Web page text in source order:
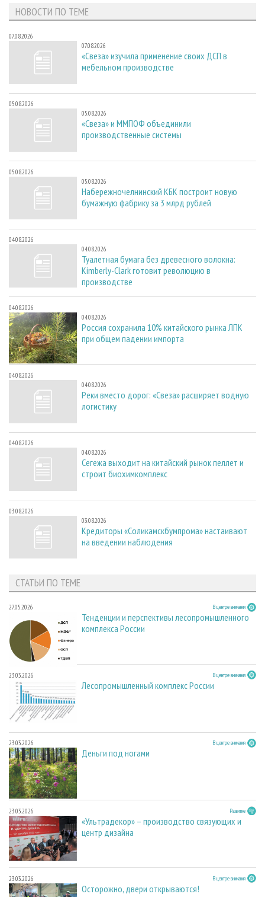
НОВОСТИ ПО ТЕМЕ
07.08.2026
07.08.2026
«Свеза» изучила применение своих ДСП в
мебельном производстве
05.08.2026
05.08.2026
«Свеза» и ММПОФ объединили
производственные системы
05.08.2026
05.08.2026
Набережночелнинский КБК построит новую
бумажную фабрику за 3 млрд рублей
04.08.2026
04.08.2026
Туалетная бумага без древесного волокна:
Kimberly-Clark готовит революцию в
производстве
04.08.2026
04.08.2026
Россия сохранила 10% китайского рынка ЛПК
при общем падении импорта
04.08.2026
04.08.2026
Реки вместо дорог: «Свеза» расширяет водную
логистику
04.08.2026
04.08.2026
Сегежа выходит на китайский рынок пеллет и
строит биохимкомплекс
03.08.2026
03.08.2026
Кредиторы «Соликамскбумпрома» настаивают
на введении наблюдения
СТАТЬИ ПО ТЕМЕ
27.05.2026 В центре внимания
Тенденции и перспективы лесопромышленного
комплекса России
23.03.2026 В центре внимания
Лесопромышленный комплекс России
23.03.2026 В центре внимания
Деньги под ногами
23.03.2026 Развитие
«Ультрадекор» – производство связующих и
центр дизайна
23.03.2026 В центре внимания
Осторожно, двери открываются!